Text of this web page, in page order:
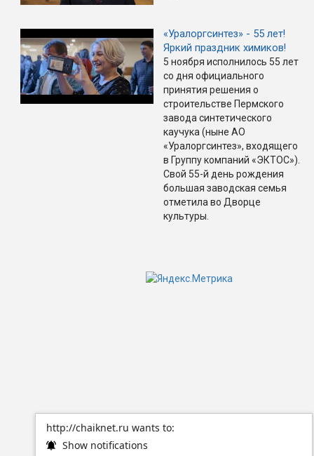
http://chaiknet.ru wants to:
Show notifications
«Уралоргсинтез» - 55 лет!
Яркий праздник химиков!
5 ноября исполнилось 55 лет
со дня официального
принятия решения о
строительстве Пермского
завода синтетического
каучука (ныне АО
«Уралоргсинтез», входящего
в Группу компаний «ЭКТОС»).
Свой 55-й день рождения
большая заводская семья
отметила во Дворце
культуры.